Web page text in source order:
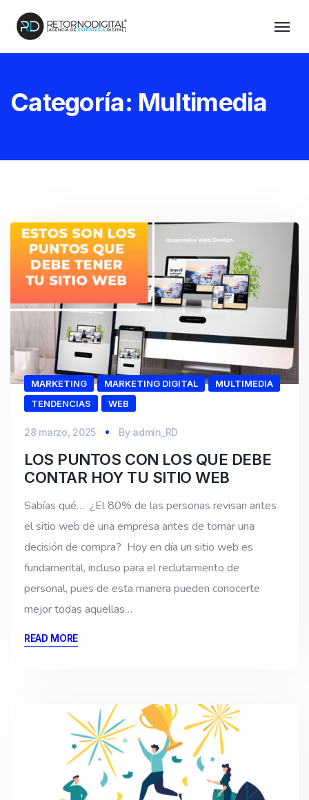
Categoría: Multimedia
MARKETING MARKETING DIGITAL
MULTIMEDIA
TENDENCIAS
WEB
28 marzo, 2025 By admin_RD
LOS PUNTOS CON LOS QUE DEBE
CONTAR HOY TU SITIO WEB
Sabías qué… ¿El 80% de las personas revisan antes
el sitio web de una empresa antes de tomar una
decisión de compra? Hoy en día un sitio web es
fundamental, incluso para el reclutamiento de
personal, pues de esta manera pueden conocerte
mejor todas aquellas…
READ MORE